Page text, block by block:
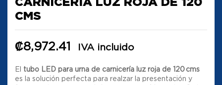
CMS
₡8,972.41 IVA incluido
El tubo LED para urna de carnicería luz roja de 120 cms
es la solución perfecta para realzar la presentación y